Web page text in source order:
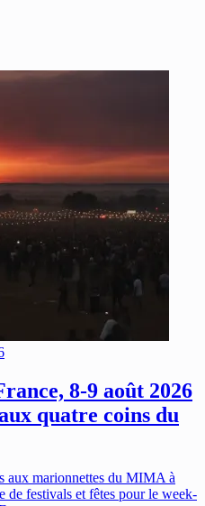
8-9 août 2026
quatre coins du
aux marionnettes du MIMA à
de festivals et fêtes pour le week-